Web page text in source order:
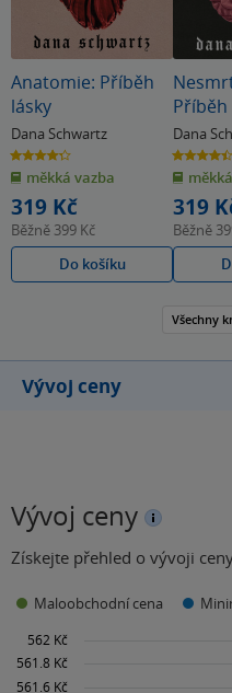
Anatomie: Příběh
lásky
Dana Schwartz
4.3
z
5
hvězdiček
měkká vazba
319 Kč
Běžně 399 Kč
Do košíku
Příběh
Dana
4.4
z
5
hvězdiček
319
Běžně
Všechny
Vývoj ceny
Vývoj ceny
Získejte přehled o vývoji
Maloobchodní cena